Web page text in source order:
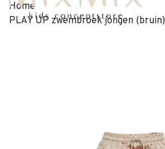
Home
PLAY UP zwembroek jongen (bruin)